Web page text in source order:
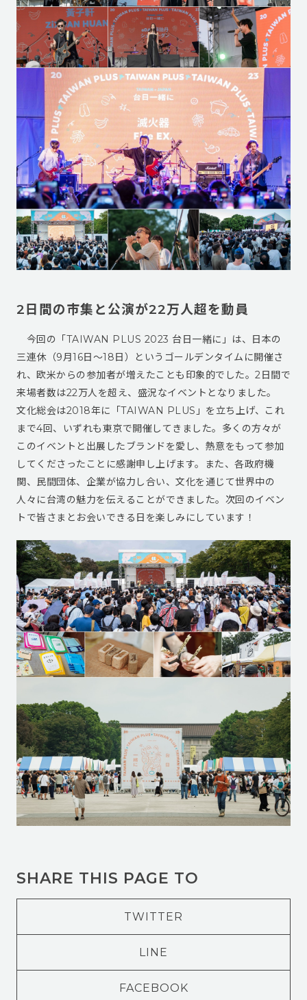
2日間の市集と公演が22万人超を動員
今回の「TAIWAN PLUS 2023 台日一緒に」は、日本の
三連休（9月16日～18日）というゴールデンタイムに開催さ
れ、欧米からの参加者が増えたことも印象的でした。2日間で
来場者数は22万人を超え、盛況なイベントとなりました。
文化総会は2018年に「TAIWAN PLUS」を立ち上げ、これ
まで4回、いずれも東京で開催してきました。多くの方々が
このイベントと出展したブランドを愛し、熱意をもって参加
してくださったことに感謝申し上げます。また、各政府機
関、民間団体、企業が協力し合い、文化を通じて世界中の
人々に台湾の魅力を伝えることができました。次回のイベン
トで皆さまとお会いできる日を楽しみにしています！
SHARE THIS PAGE TO
TWITTER
LINE
FACEBOOK